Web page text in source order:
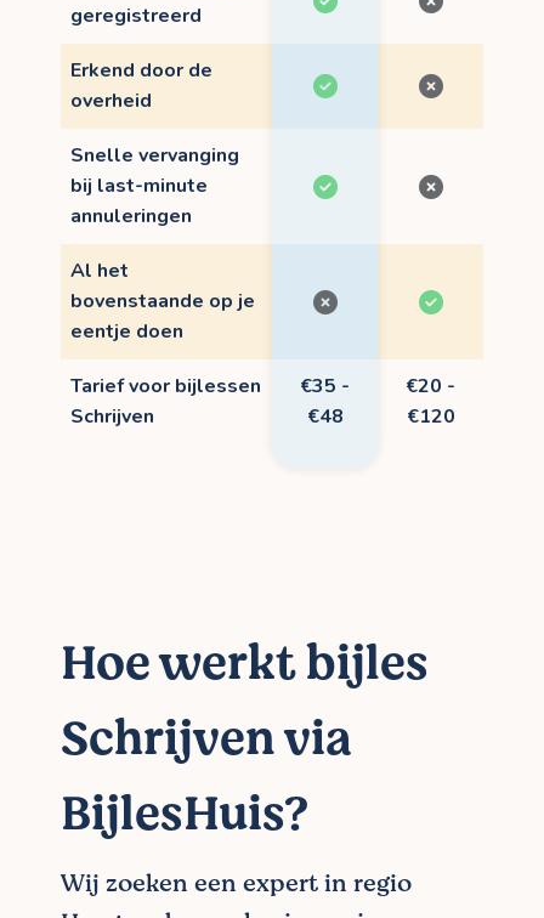
geregistreerd
Erkend door de
overheid
Snelle vervanging
bij last-minute
annuleringen
Al het
bovenstaande op je
eentje doen
Tarief voor bijlessen
Schrijven
€35 -
€48
€20 -
€120
Hoe werkt bijles
Schrijven via
BijlesHuis?
Wij zoeken een expert in regio